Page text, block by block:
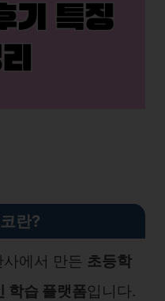
란?
에서 만든 초등학
학습 플랫폼입니다.